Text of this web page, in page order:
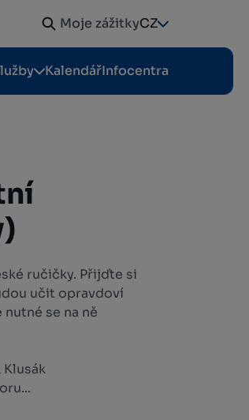
Moje zážitkyCZ
KalendářInfocentra
ručičky. Přijďte si
učit opravdoví
se na ně